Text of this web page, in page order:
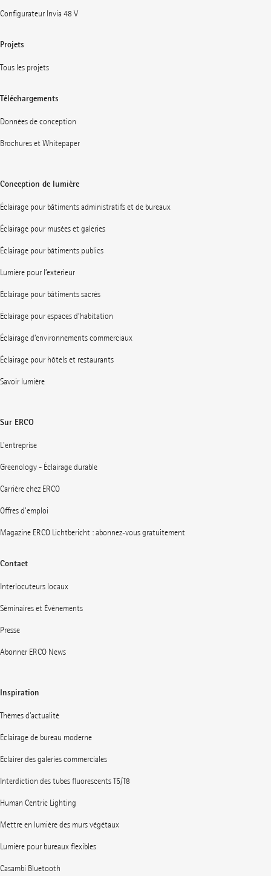
Configurateur Invia 48 V
Projets
Tous les projets
Téléchargements
Données de conception
Brochures et Whitepaper
Conception de lumière
Éclairage pour bâtiments administratifs et de bureaux
Éclairage pour musées et galeries
Éclairage pour bâtiments publics
Lumière pour l’extérieur
Éclairage pour bâtiments sacrés
Éclairage pour espaces d’habitation
Éclairage d’environnements commerciaux
Éclairage pour hôtels et restaurants
Savoir lumière
Sur ERCO
L'entreprise
Greenology - Éclairage durable
Carrière chez ERCO
Offres d'emploi
Magazine ERCO Lichtbericht : abonnez-vous gratuitement
Contact
Interlocuteurs locaux
Séminaires et Événements
Presse
Abonner ERCO News
Inspiration
Thèmes d’actualité
Éclairage de bureau moderne
Éclairer des galeries commerciales
Interdiction des tubes fluorescents T5/T8
Human Centric Lighting
Mettre en lumière des murs végétaux
Lumière pour bureaux flexibles
Casambi Bluetooth